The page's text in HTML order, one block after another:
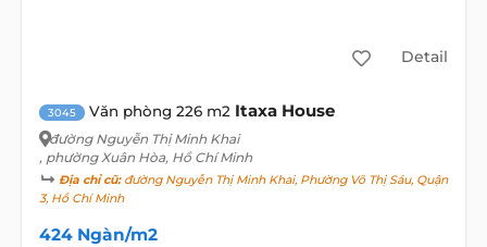
Detail
3045 Văn phòng 226 m2 Itaxa House
đường Nguyễn Thị Minh Khai
, phường Xuân Hòa, Hồ Chí Minh
Địa chỉ cũ:đường Nguyễn Thị Minh Khai, Phường Võ Thị Sáu, Quận
3, Hồ Chí Minh
424 Ngàn/m2